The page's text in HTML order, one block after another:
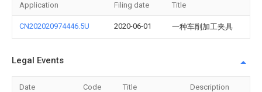
Application Filing date Title
CN202020974446.5U 2020-06-01 一种车削加工夹具
Legal Events
Date Code Title Description